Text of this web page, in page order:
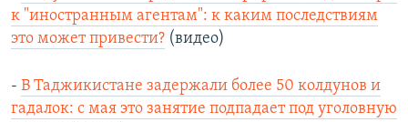
к "иностранным агентам": к каким последствиям
это может привести? (видео)
- В Таджикистане задержали более 50 колдунов и
гадалок: с мая это занятие подпадает под уголовную